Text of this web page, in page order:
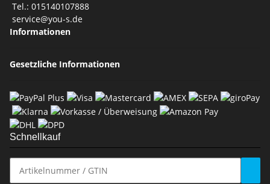
Tel.: 015140107888
service@you-s.de
Informationen
Gesetzliche Informationen
Schnellkauf